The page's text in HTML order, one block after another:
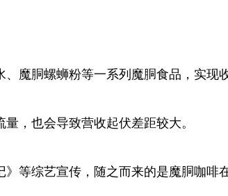
胴螺蛳粉等一系列魔胴食品，实现收
，也会导致营收起伏差距较大。
综艺宣传，随之而来的是魔胴咖啡在